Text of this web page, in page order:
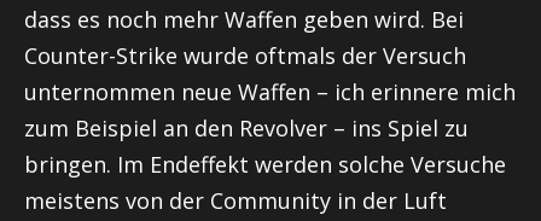
dass es noch mehr Waffen geben wird. Bei
Counter-Strike wurde oftmals der Versuch
unternommen neue Waffen – ich erinnere mich
zum Beispiel an den Revolver – ins Spiel zu
bringen. Im Endeffekt werden solche Versuche
meistens von der Community in der Luft